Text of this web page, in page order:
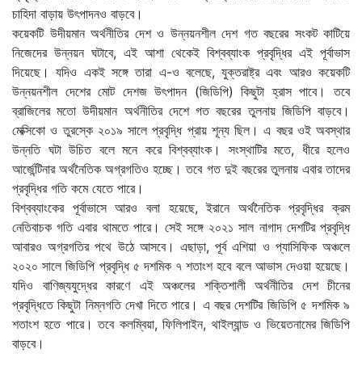
চাহিদা বাড়ায় উৎপাদনও বাড়বে।
কয়েকটি উদীয়মান অর্থনীতির দেশ ও উন্নয়নশীল দেশ গত বছরের সংকট কাটিয়ে
নিজেদের উন্নয়ন ঘটাবে, এই আশা থেকেই বিশ্বব্যাংক প্রবৃদ্ধির এই পূর্বাভাস
দিয়েছে। যদিও একই সঙ্গে তারা এ-ও বলেছে, যুক্তরাষ্ট্র এবং আরও কয়েকটি
উন্নয়নশীল দেশের মোট দেশজ উৎপাদন (জিডিপি) কিছুটা হ্রাস পাবে। তবে
ব্রাজিলের মতো উদীয়মান অর্থনীতির দেশে গত বছরের তুলনায় জিডিপি বাড়বে।
মেক্সিকো ও তুরস্কে ২০১৯ সালে প্রবৃদ্ধি প্রায় শূন্য ছিল। এ বছর ওই অবস্থার
উন্নতি ঘটা উচিত বলে মনে করে বিশ্বব্যাংক। সংস্থাটির মতে, ধীরে হলেও
আর্জেন্টিনার অর্থনৈতিক অগ্রগতিও হচ্ছে। তবে গত দুই বছরের তুলনায় এবার তাদের
প্রবৃদ্ধির গতি কমে যেতে পারে।
বিশ্বব্যাংকের পূর্বাভাসে আরও বলা হয়েছে, ইরানে অর্থনৈতিক প্রবৃদ্ধির ক্রম
নেতিবাচক গতি এবার থামতে পারে। সেই সঙ্গে ২০২১ সাল নাগাদ দেশটির প্রবৃদ্ধি
আবারও অগ্রগতির পথে উঠে আসবে। এছাড়া, পূর্ব এশিয়া ও প্যাসিফিক অঞ্চলে
২০২০ সালে জিডিপি প্রবৃদ্ধি ৫ দশমিক ৭ শতাংশ হবে বলে আভাস দেওয়া হয়েছে।
যদিও বাণিজ্যযুদ্ধের কারণে এই অঞ্চলের শক্তিশালী অর্থনীতির দেশ চীনের
প্রবৃদ্ধিতে কিছুটা নিম্নগতি দেখা দিতে পারে। এ বছর দেশটির জিডিপি ৫ দশমিক ৯
শতাংশ হতে পারে। তবে কলম্বিয়া, ফিলিপাইন, থাইল্যান্ড ও ভিয়েতনামের জিডিপি
বাড়বে।